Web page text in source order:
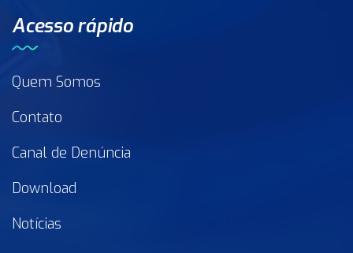
Acesso rápido
Quem Somos
Contato
Canal de Denúncia
Download
Notícias